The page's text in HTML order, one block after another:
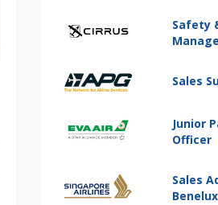
Safety
Sales
Junior
Officer
Sales
Benelux